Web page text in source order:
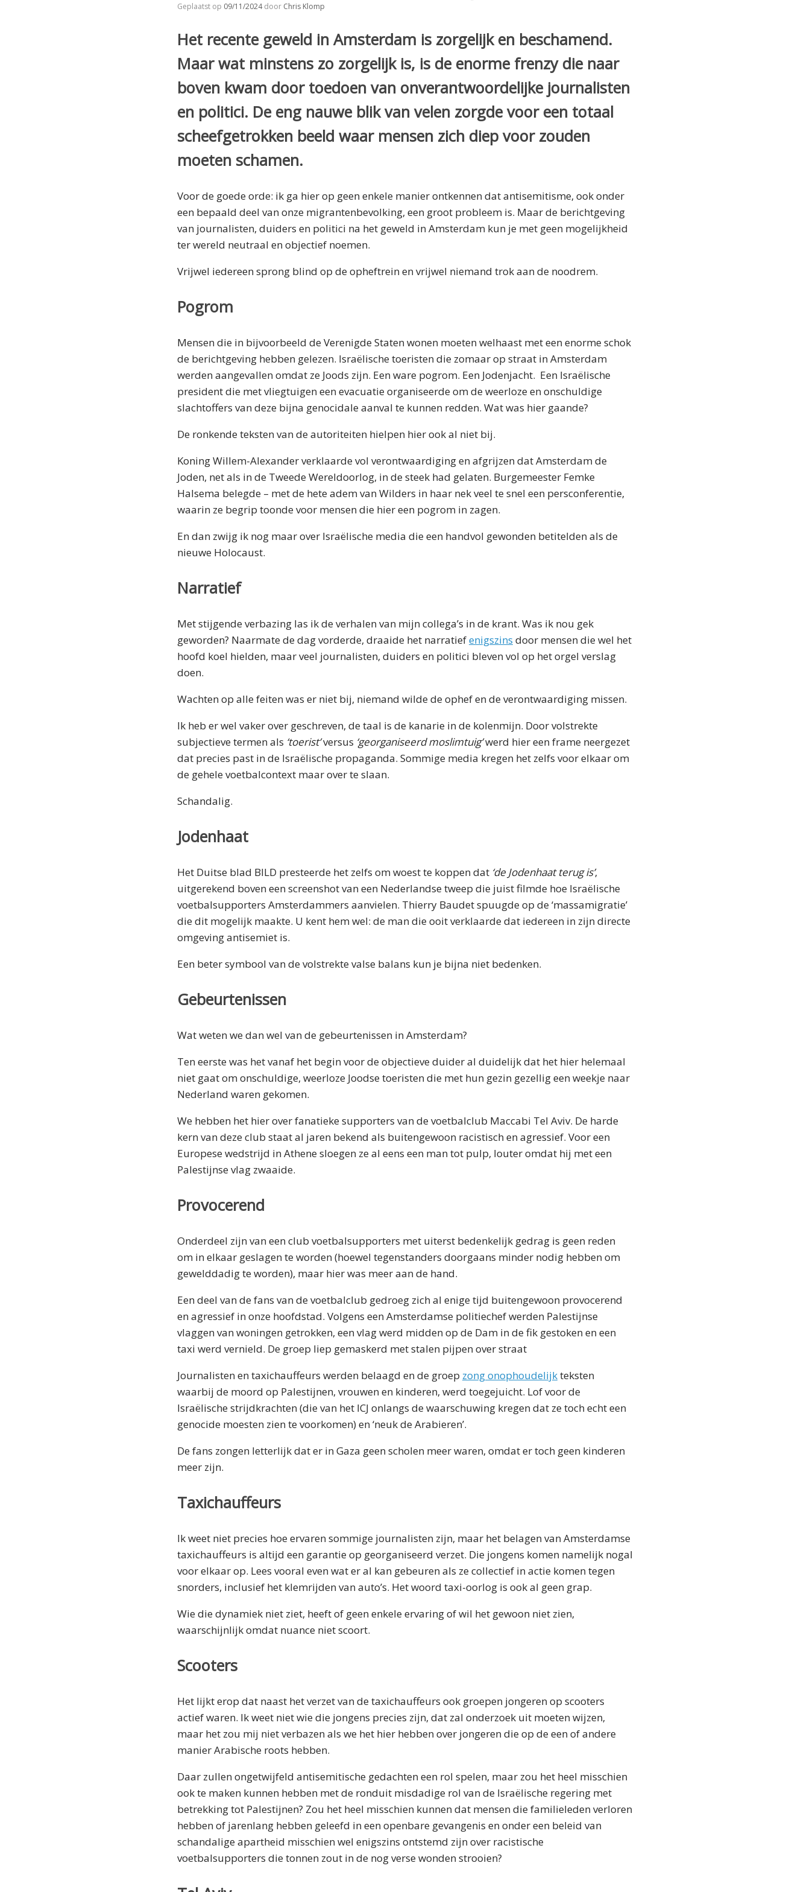
Geplaatst op 09/11/2024 door Chris Klomp
Het recente geweld in Amsterdam is zorgelijk en beschamend.
Maar wat minstens zo zorgelijk is, is de enorme frenzy die naar
boven kwam door toedoen van onverantwoordelijke journalisten
en politici. De eng nauwe blik van velen zorgde voor een totaal
scheefgetrokken beeld waar mensen zich diep voor zouden
moeten schamen.
Voor de goede orde: ik ga hier op geen enkele manier ontkennen dat antisemitisme, ook onder
een bepaald deel van onze migrantenbevolking, een groot probleem is. Maar de berichtgeving
van journalisten, duiders en politici na het geweld in Amsterdam kun je met geen mogelijkheid
ter wereld neutraal en objectief noemen.
Vrijwel iedereen sprong blind op de opheftrein en vrijwel niemand trok aan de noodrem.
Pogrom
Mensen die in bijvoorbeeld de Verenigde Staten wonen moeten welhaast met een enorme schok
de berichtgeving hebben gelezen. Israëlische toeristen die zomaar op straat in Amsterdam
werden aangevallen omdat ze Joods zijn. Een ware pogrom. Een Jodenjacht. Een Israëlische
president die met vliegtuigen een evacuatie organiseerde om de weerloze en onschuldige
slachtoffers van deze bijna genocidale aanval te kunnen redden. Wat was hier gaande?
De ronkende teksten van de autoriteiten hielpen hier ook al niet bij.
Koning Willem-Alexander verklaarde vol verontwaardiging en afgrijzen dat Amsterdam de
Joden, net als in de Tweede Wereldoorlog, in de steek had gelaten. Burgemeester Femke
Halsema belegde – met de hete adem van Wilders in haar nek veel te snel een persconferentie,
waarin ze begrip toonde voor mensen die hier een pogrom in zagen.
En dan zwijg ik nog maar over Israëlische media die een handvol gewonden betitelden als de
nieuwe Holocaust.
Narratief
Met stijgende verbazing las ik de verhalen van mijn collega’s in de krant. Was ik nou gek
geworden? Naarmate de dag vorderde, draaide het narratiefenigszins door mensen die wel het
hoofd koel hielden, maar veel journalisten, duiders en politici bleven vol op het orgel verslag
doen.
Wachten op alle feiten was er niet bij, niemand wilde de ophef en de verontwaardiging missen.
Ik heb er wel vaker over geschreven, de taal is de kanarie in de kolenmijn. Door volstrekte
subjectieve termen als ‘toerist’versus ‘georganiseerd moslimtuig’werd hier een frame neergezet
dat precies past in de Israëlische propaganda. Sommige media kregen het zelfs voor elkaar om
de gehele voetbalcontext maar over te slaan.
Schandalig.
Jodenhaat
Het Duitse blad BILD presteerde het zelfs om woest te koppen dat ‘de Jodenhaat terug is’,
uitgerekend boven een screenshot van een Nederlandse tweep die juist filmde hoe Israëlische
voetbalsupporters Amsterdammers aanvielen. Thierry Baudet spuugde op de ‘massamigratie’
die dit mogelijk maakte. U kent hem wel: de man die ooit verklaarde dat iedereen in zijn directe
omgeving antisemiet is.
Een beter symbool van de volstrekte valse balans kun je bijna niet bedenken.
Gebeurtenissen
Wat weten we dan wel van de gebeurtenissen in Amsterdam?
Ten eerste was het vanaf het begin voor de objectieve duider al duidelijk dat het hier helemaal
niet gaat om onschuldige, weerloze Joodse toeristen die met hun gezin gezellig een weekje naar
Nederland waren gekomen.
We hebben het hier over fanatieke supporters van de voetbalclub Maccabi Tel Aviv. De harde
kern van deze club staat al jaren bekend als buitengewoon racistisch en agressief. Voor een
Europese wedstrijd in Athene sloegen ze al eens een man tot pulp, louter omdat hij met een
Palestijnse vlag zwaaide.
Provocerend
Onderdeel zijn van een club voetbalsupporters met uiterst bedenkelijk gedrag is geen reden
om in elkaar geslagen te worden (hoewel tegenstanders doorgaans minder nodig hebben om
gewelddadig te worden), maar hier was meer aan de hand.
Een deel van de fans van de voetbalclub gedroeg zich al enige tijd buitengewoon provocerend
en agressief in onze hoofdstad. Volgens een Amsterdamse politiechef werden Palestijnse
vlaggen van woningen getrokken, een vlag werd midden op de Dam in de fik gestoken en een
taxi werd vernield. De groep liep gemaskerd met stalen pijpen over straat
Journalisten en taxichauffeurs werden belaagd en de groep zong onophoudelijkteksten
waarbij de moord op Palestijnen, vrouwen en kinderen, werd toegejuicht. Lof voor de
Israëlische strijdkrachten (die van het ICJ onlangs de waarschuwing kregen dat ze toch echt een
genocide moesten zien te voorkomen) en ‘neuk de Arabieren’.
De fans zongen letterlijk dat er in Gaza geen scholen meer waren, omdat er toch geen kinderen
meer zijn.
Taxichauffeurs
Ik weet niet precies hoe ervaren sommige journalisten zijn, maar het belagen van Amsterdamse
taxichauffeurs is altijd een garantie op georganiseerd verzet. Die jongens komen namelijk nogal
voor elkaar op. Lees vooral even wat er al kan gebeuren als ze collectief in actie komen tegen
snorders, inclusief het klemrijden van auto’s. Het woord taxi-oorlog is ook al geen grap.
Wie die dynamiek niet ziet, heeft of geen enkele ervaring of wil het gewoon niet zien,
waarschijnlijk omdat nuance niet scoort.
Scooters
Het lijkt erop dat naast het verzet van de taxichauffeurs ook groepen jongeren op scooters
actief waren. Ik weet niet wie die jongens precies zijn, dat zal onderzoek uit moeten wijzen,
maar het zou mij niet verbazen als we het hier hebben over jongeren die op de een of andere
manier Arabische roots hebben.
Daar zullen ongetwijfeld antisemitische gedachten een rol spelen, maar zou het heel misschien
ook te maken kunnen hebben met de ronduit misdadige rol van de Israëlische regering met
betrekking tot Palestijnen? Zou het heel misschien kunnen dat mensen die familieleden verloren
hebben of jarenlang hebben geleefd in een openbare gevangenis en onder een beleid van
schandalige apartheid misschien wel enigszins ontstemd zijn over racistische
voetbalsupporters die tonnen zout in de nog verse wonden strooien?